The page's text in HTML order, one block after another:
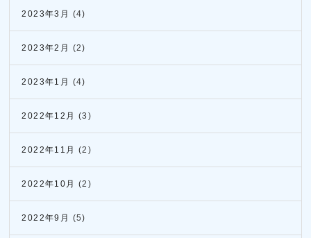
2023年3月 (4)
2023年2月 (2)
2023年1月 (4)
2022年12月 (3)
2022年11月 (2)
2022年10月 (2)
2022年9月 (5)